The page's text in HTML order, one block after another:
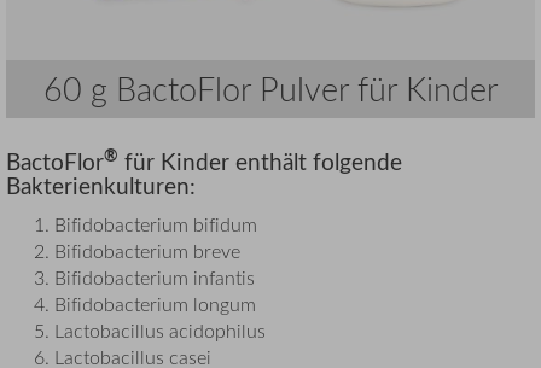
60 g BactoFlor Pulver für Kinder
BactoFlor® für Kinder enthält folgende
Bakterienkulturen:
Bifidobacterium bifidum
Bifidobacterium breve
Bifidobacterium infantis
Bifidobacterium longum
Lactobacillus acidophilus
Lactobacillus casei